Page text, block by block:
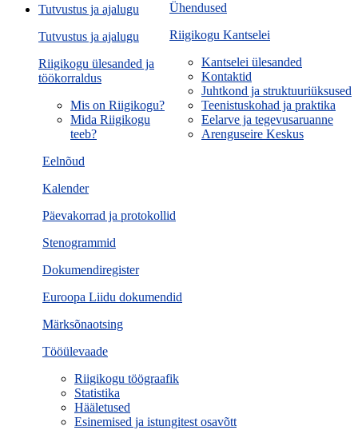
Ühendused
Riigikogu Kantselei
Kantselei ülesanded
Kontaktid
Juhtkond ja struktuuriüksused
Teenistuskohad ja praktika
Eelarve ja tegevusaruanne
Arenguseire Keskus
Eelnõud
Kalender
Päevakorrad ja protokollid
Stenogrammid
Dokumendiregister
Euroopa Liidu dokumendid
Märksõnaotsing
Tööülevaade
Riigikogu töögraafik
Statistika
Hääletused
Esinemised ja istungitest osavõtt
Tutvustus ja ajalugu
Tutvustus ja ajalugu
Riigikogu ülesanded ja
töökorraldus
Mis on Riigikogu?
Mida Riigikogu
teeb?